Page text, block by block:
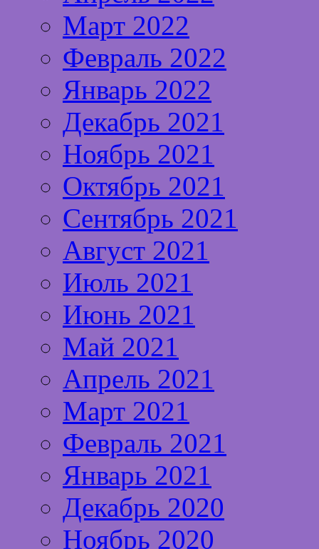
Март 2022
Февраль 2022
Январь 2022
Декабрь 2021
Ноябрь 2021
Октябрь 2021
Сентябрь 2021
Август 2021
Июль 2021
Июнь 2021
Май 2021
Апрель 2021
Март 2021
Февраль 2021
Январь 2021
Декабрь 2020
Ноябрь 2020